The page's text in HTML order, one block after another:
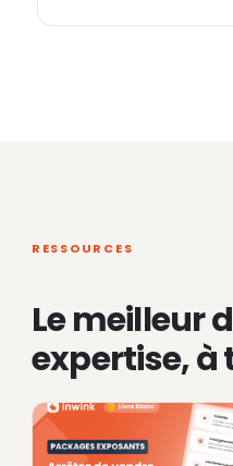
RESSOURCES
Le meilleur
expertise,